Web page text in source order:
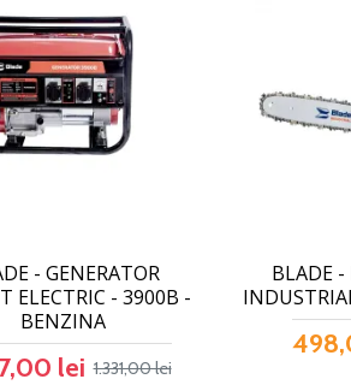
- GENERATOR
ELECTRIC - 3900B -
BENZINA
lei 1.331,00 lei
BLADE -